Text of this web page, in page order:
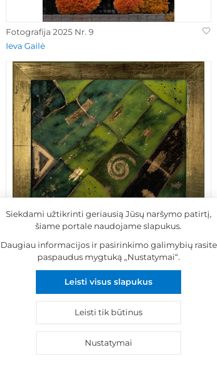
Fotografija 2025 Nr. 9
Ieva Gailė
Dina Dubina
Siekdami užtikrinti geriausią Jūsų naršymo patirtį,
šiame portale naudojame slapukus.
Daugiau informacijos ir pasirinkimo galimybių rasite
paspaudus mygtuką „Nustatymai“.
Leisti visus slapukus
Leisti tik būtinus
Nustatymai